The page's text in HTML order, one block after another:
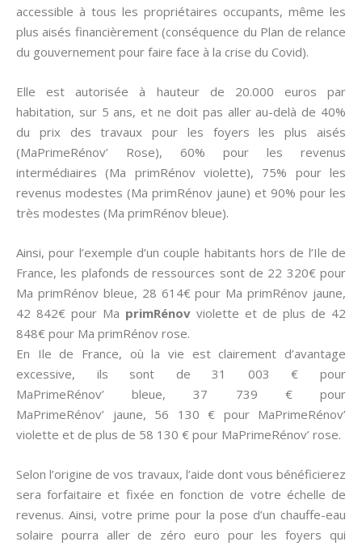
accessible à tous les propriétaires occupants, même les
plus aisés financièrement (conséquence du Plan de relance
du gouvernement pour faire face à la crise du Covid).
Elle est autorisée à hauteur de 20.000 euros par
habitation, sur 5 ans, et ne doit pas aller au-delà de 40%
du prix des travaux pour les foyers les plus aisés
(MaPrimeRénov’ Rose), 60% pour les revenus
intermédiaires (Ma primRénov violette), 75% pour les
revenus modestes (Ma primRénov jaune) et 90% pour les
très modestes (Ma primRénov bleue).
Ainsi, pour l’exemple d’un couple habitants hors de l’Ile de
France, les plafonds de ressources sont de 22 320€ pour
Ma primRénov bleue, 28 614€ pour Ma primRénov jaune,
42 842€ pour Ma primRénov violette et de plus de 42
848€ pour Ma primRénov rose.
En Ile de France, où la vie est clairement d’avantage
excessive, ils sont de 31 003 € pour
MaPrimeRénov’ bleue, 37 739 € pour
MaPrimeRénov’ jaune, 56 130 € pour MaPrimeRénov’
violette et de plus de 58 130 € pour MaPrimeRénov’ rose.
Selon l’origine de vos travaux, l’aide dont vous bénéficierez
sera forfaitaire et fixée en fonction de votre échelle de
revenus. Ainsi, votre prime pour la pose d’un chauffe-eau
solaire pourra aller de zéro euro pour les foyers qui